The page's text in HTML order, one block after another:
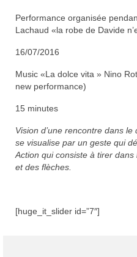
Performance organisée
Lachaud «la robe de Davide
16/07/2016
Music «La dolce vita » Nino
new performance)
15 minutes
Vision d’une rencontre dans
se visualise par un geste qui
Action qui consiste à tirer
et des flèches.
[huge_it_slider id=”7″]